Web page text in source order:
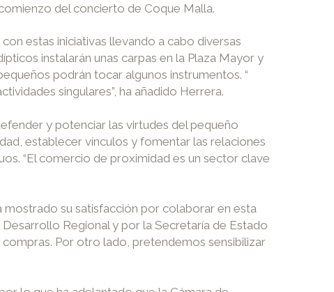
del concierto de Coque Malla.
estas iniciativas llevando a cabo diversas
instalarán unas carpas en la Plaza Mayor y
podrán tocar algunos instrumentos. “
singulares”, ha añadido Herrera.
y potenciar las virtudes del pequeño
establecer vínculos y fomentar las relaciones
“El comercio de proximidad es un sector clave
mostrado su satisfacción por colaborar en esta
Regional y por la Secretaría de Estado
Por otro lado, pretendemos sensibilizar